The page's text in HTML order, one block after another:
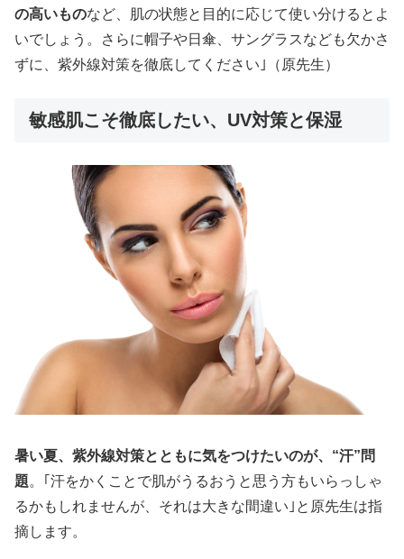
の高いものなど、肌の状態と目的に応じて使い分けるとよ
いでしょう。さらに帽子や日傘、サングラスなども欠かさ
ずに、紫外線対策を徹底してください｣（原先生）
敏感肌こそ徹底したい、UV対策と保湿
暑い夏、紫外線対策とともに気をつけたいのが、“汗”問
題。｢汗をかくことで肌がうるおうと思う方もいらっしゃ
るかもしれませんが、それは大きな間違い｣と原先生は指
摘します。